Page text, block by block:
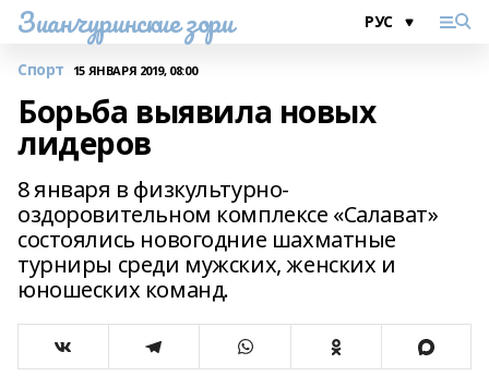
Зианчуринские зори
Спорт 15 ЯНВАРЯ 2019, 08:00
Борьба выявила новых
лидеров
8 января в физкультурно-
оздоровительном комплексе «Салават»
состоялись новогодние шахматные
турниры среди мужских, женских и
юношеских команд.